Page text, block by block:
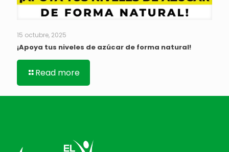
15 octubre, 2025
¡Apoya tus niveles de azúcar de forma natural!
Read more